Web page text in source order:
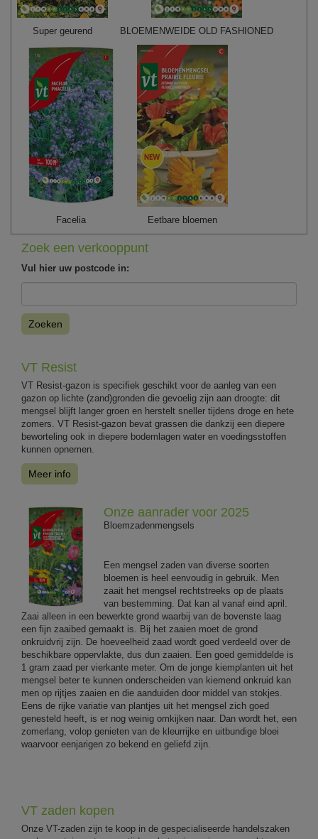
Super geurend BLOEMENWEIDE OLD FASHIONED
Facelia Eetbare bloemen
Zoek een verkooppunt
Vul hier uw postcode in:
Zoeken
VT Resist
VT Resist-gazon is specifiek geschikt voor de aanleg van een
gazon op lichte (zand)gronden die gevoelig zijn aan droogte: dit
mengsel blijft langer groen en herstelt sneller tijdens droge en hete
zomers. VT Resist-gazon bevat grassen die dankzij een diepere
beworteling ook in diepere bodemlagen water en voedingsstoffen
kunnen opnemen.
Meer info
Onze aanrader voor 2025
Bloemzadenmengsels
Een mengsel zaden van diverse soorten
bloemen is heel eenvoudig in gebruik. Men
zaait het mengsel rechtstreeks op de plaats
van bestemming. Dat kan al vanaf eind april.
Zaai alleen in een bewerkte grond waarbij van de bovenste laag
een fijn zaaibed gemaakt is. Bij het zaaien moet de grond
onkruidvrij zijn. De hoeveelheid zaad wordt goed verdeeld over de
beschikbare oppervlakte, dus dun zaaien. Een goed gemiddelde is
1 gram zaad per vierkante meter. Om de jonge kiemplanten uit het
mengsel beter te kunnen onderscheiden van kiemend onkruid kan
men op rijtjes zaaien en die aanduiden door middel van stokjes.
Eens de rijke variatie van plantjes uit het mengsel zich goed
genesteld heeft, is er nog weinig omkijken naar. Dan wordt het, een
zomerlang, volop genieten van de kleurrijke en uitbundige bloei
waarvoor eenjarigen zo bekend en geliefd zijn.
VT zaden kopen
Onze VT-zaden zijn te koop in de gespecialiseerde handelszaken